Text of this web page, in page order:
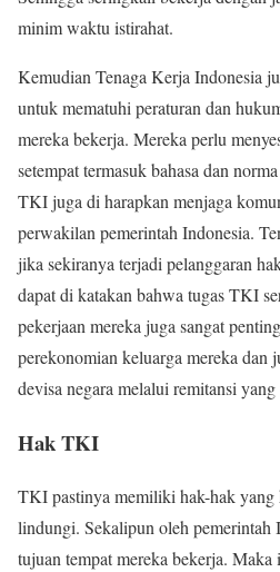
minim waktu istirahat.
Kemudian Tenaga Kerja Indonesia
untuk mematuhi peraturan dan
mereka bekerja. Mereka perlu
setempat termasuk bahasa dan
TKI juga di harapkan menjaga
perwakilan pemerintah Indonesia.
jika sekiranya terjadi pelanggaran
dapat di katakan bahwa tugas TKI
pekerjaan mereka juga sangat
perekonomian keluarga mereka dan
devisa negara melalui remitansi
Hak TKI
TKI pastinya memiliki hak-hak yang
lindungi. Sekalipun oleh pemerintah
tujuan tempat mereka bekerja. Maka